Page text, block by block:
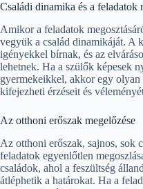
Családi dinamika és a feladatok
Amikor a feladatok
vegyük a család dinamikáját. A
igényekkel bírnak, és az
lehetnek. Ha a szülők képesek
gyermekeikkel, akkor egy
kifejezheti érzéseit és
Az otthoni erőszak megelőzése
Az otthoni erőszak, sajnos, sok
feladatok egyenlőtlen
családok, ahol a feszültség
átléphetik a határokat. Ha a